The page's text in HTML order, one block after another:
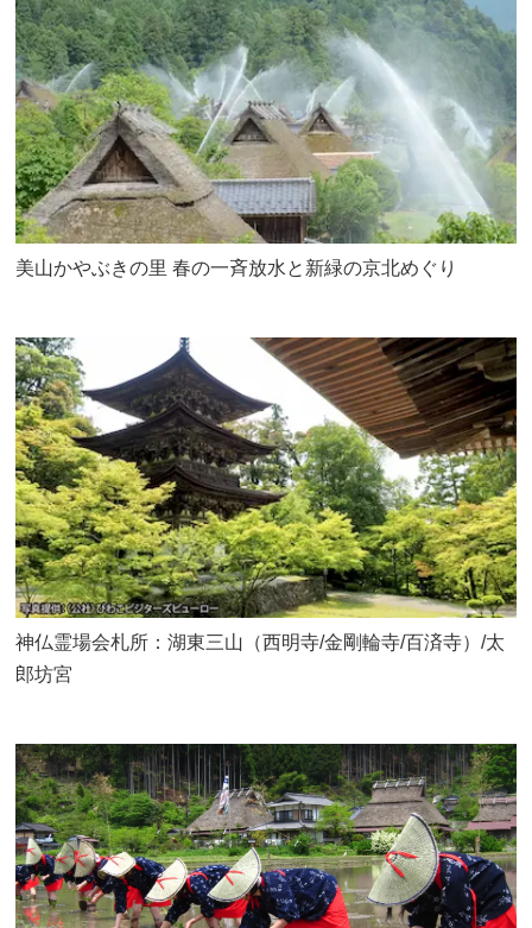
美山かやぶきの里 春の一斉放水と新緑の京北めぐり
神仏霊場会札所：湖東三山（西明寺/金剛輪寺/百済寺）/太
郎坊宮